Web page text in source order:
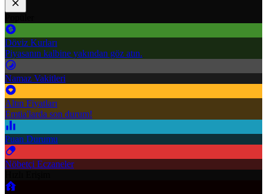
Döviz Kurları
Piyasanın kalbine yakından göz atın.
Namaz Vakitleri
Altın Fiyatları
Emtia'larda son durum!
Puan Durumu
Nöbetçi Eczaneler